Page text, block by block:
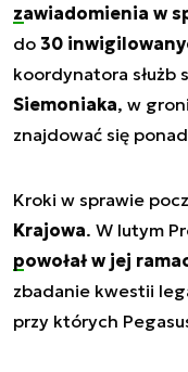
zawiadomienia w
do 30
koordynatora służb
Siemoniaka, w
znajdować się ponad
Kroki w sprawie
Krajowa. W lutym
powołał w jej
zbadanie kwestii
przy których